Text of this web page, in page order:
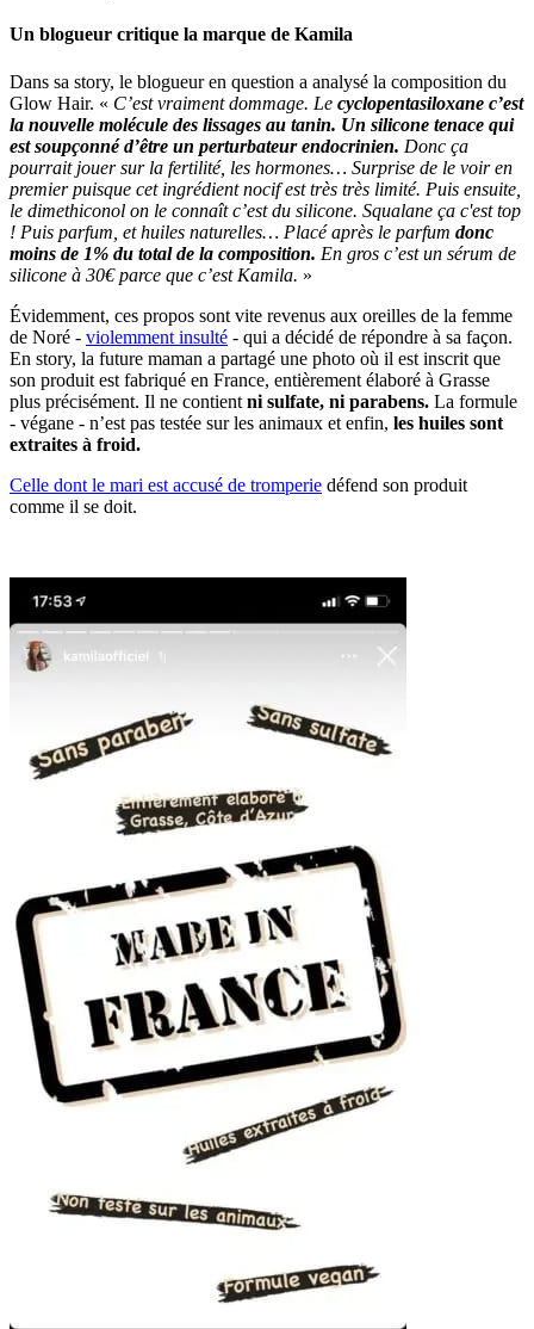
Un blogueur critique la marque de Kamila
Dans sa story, le blogueur en question a analysé la composition du
Glow Hair. « C’est vraiment dommage. Le cyclopentasiloxane c’est
la nouvelle molécule des lissages au tanin. Un silicone tenace qui
est soupçonné d’être un perturbateur endocrinien. Donc ça
pourrait jouer sur la fertilité, les hormones… Surprise de le voir en
premier puisque cet ingrédient nocif est très très limité. Puis ensuite,
le dimethiconol on le connaît c’est du silicone. Squalane ça c'est top
! Puis parfum, et huiles naturelles… Placé après le parfum donc
moins de 1% du total de la composition. En gros c’est un sérum de
silicone à 30€ parce que c’est Kamila. »
Évidemment, ces propos sont vite revenus aux oreilles de la femme
de Noré - violemment insulté - qui a décidé de répondre à sa façon.
En story, la future maman a partagé une photo où il est inscrit que
son produit est fabriqué en France, entièrement élaboré à Grasse
plus précisément. Il ne contient ni sulfate, ni parabens. La formule
- végane - n’est pas testée sur les animaux et enfin, les huiles sont
extraites à froid.
Celle dont le mari est accusé de tromperie défend son produit
comme il se doit.